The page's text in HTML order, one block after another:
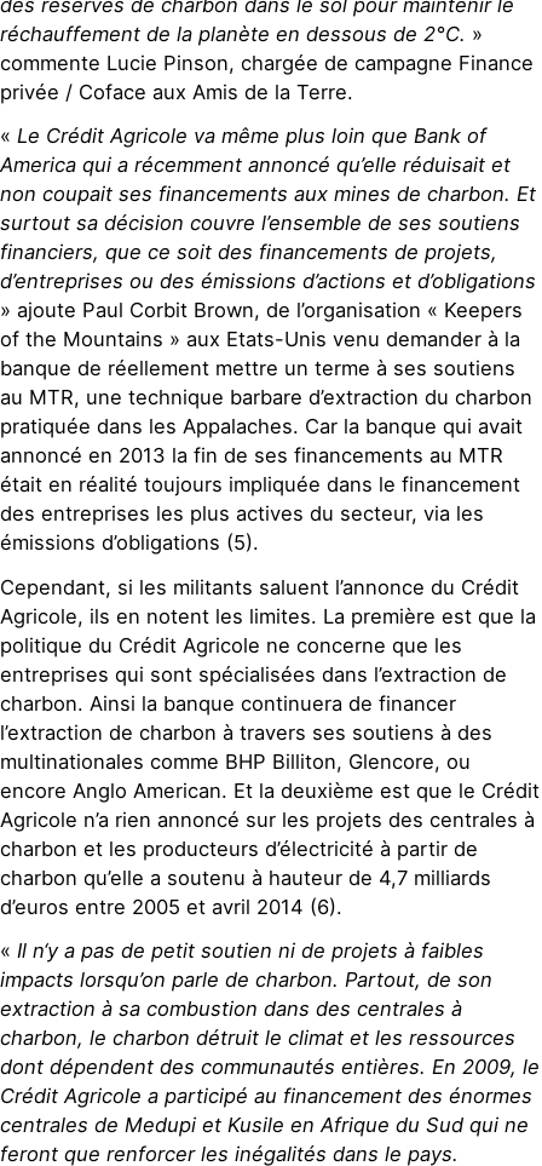
réchauffement de la planète en dessous de 2°C. »
commente Lucie Pinson, chargée de campagne Finance
privée / Coface aux Amis de la Terre.
« Le Crédit Agricole va même plus loin que Bank of
America qui a récemment annoncé qu’elle réduisait et
non coupait ses financements aux mines de charbon. Et
surtout sa décision couvre l’ensemble de ses soutiens
financiers, que ce soit des financements de projets,
d’entreprises ou des émissions d’actions et d’obligations
» ajoute Paul Corbit Brown, de l’organisation « Keepers
of the Mountains » aux Etats-Unis venu demander à la
banque de réellement mettre un terme à ses soutiens
au MTR, une technique barbare d’extraction du charbon
pratiquée dans les Appalaches. Car la banque qui avait
annoncé en 2013 la fin de ses financements au MTR
était en réalité toujours impliquée dans le financement
des entreprises les plus actives du secteur, via les
émissions d’obligations (5).
Cependant, si les militants saluent l’annonce du Crédit
Agricole, ils en notent les limites. La première est que la
politique du Crédit Agricole ne concerne que les
entreprises qui sont spécialisées dans l’extraction de
charbon. Ainsi la banque continuera de financer
l’extraction de charbon à travers ses soutiens à des
multinationales comme BHP Billiton, Glencore, ou
encore Anglo American. Et la deuxième est que le Crédit
Agricole n’a rien annoncé sur les projets des centrales à
charbon et les producteurs d’électricité à partir de
charbon qu’elle a soutenu à hauteur de 4,7 milliards
d’euros entre 2005 et avril 2014 (6).
« Il n‘y a pas de petit soutien ni de projets à faibles
impacts lorsqu’on parle de charbon. Partout, de son
extraction à sa combustion dans des centrales à
charbon, le charbon détruit le climat et les ressources
dont dépendent des communautés entières. En 2009, le
Crédit Agricole a participé au financement des énormes
centrales de Medupi et Kusile en Afrique du Sud qui ne
feront que renforcer les inégalités dans le pays.